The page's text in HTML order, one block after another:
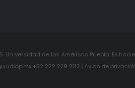
Universidad de las Américas Puebla. Ex
+52 222 229 2112 | Aviso de